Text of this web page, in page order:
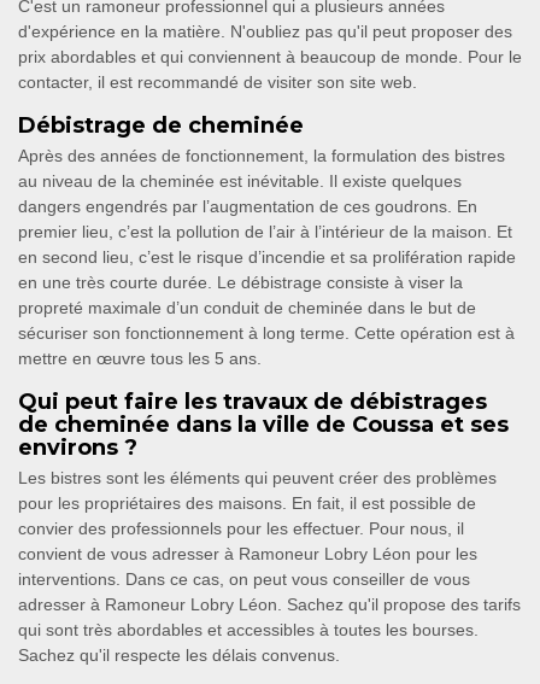
C'est un ramoneur professionnel qui a plusieurs années
d'expérience en la matière. N'oubliez pas qu'il peut proposer des
prix abordables et qui conviennent à beaucoup de monde. Pour le
contacter, il est recommandé de visiter son site web.
Débistrage de cheminée
Après des années de fonctionnement, la formulation des bistres
au niveau de la cheminée est inévitable. Il existe quelques
dangers engendrés par l’augmentation de ces goudrons. En
premier lieu, c’est la pollution de l’air à l’intérieur de la maison. Et
en second lieu, c’est le risque d’incendie et sa prolifération rapide
en une très courte durée. Le débistrage consiste à viser la
propreté maximale d’un conduit de cheminée dans le but de
sécuriser son fonctionnement à long terme. Cette opération est à
mettre en œuvre tous les 5 ans.
Qui peut faire les travaux de débistrages
de cheminée dans la ville de Coussa et ses
environs ?
Les bistres sont les éléments qui peuvent créer des problèmes
pour les propriétaires des maisons. En fait, il est possible de
convier des professionnels pour les effectuer. Pour nous, il
convient de vous adresser à Ramoneur Lobry Léon pour les
interventions. Dans ce cas, on peut vous conseiller de vous
adresser à Ramoneur Lobry Léon. Sachez qu'il propose des tarifs
qui sont très abordables et accessibles à toutes les bourses.
Sachez qu'il respecte les délais convenus.